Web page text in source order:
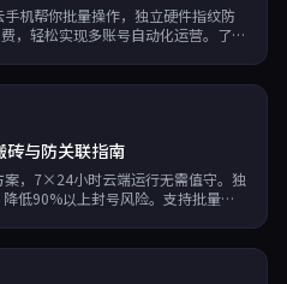
机帮你批量操作，独立硬件指纹防
，轻松实现多账号自动化运营。了解
砖与防关联指南
案，7×24小时云端运行无需值守。独
低90%以上封号风险。支持批量多